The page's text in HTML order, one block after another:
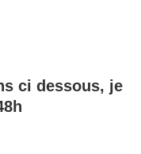
ci dessous, je